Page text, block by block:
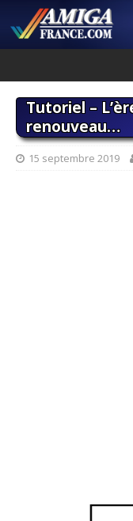
Tutoriel –
renouveau…
15 septembre 2019